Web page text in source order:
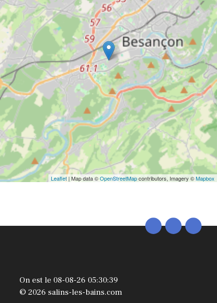
Leaflet | Map data ©OpenStreetMapcontributors, Imagery ©Mapbox
On est le 08-08-26 05:30:39
© 2026 salins-les-bains.com